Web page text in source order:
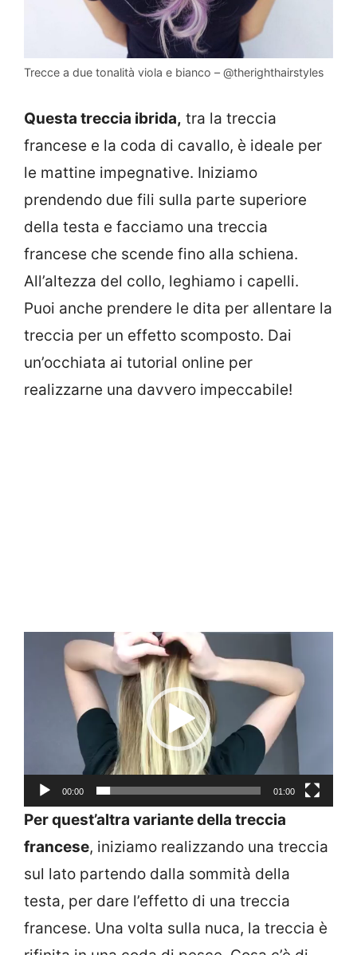
Trecce a due tonalità viola e bianco – @therighthairstyles
Questa treccia ibrida, tra la treccia
francese e la coda di cavallo, è ideale per
le mattine impegnative. Iniziamo
prendendo due fili sulla parte superiore
della testa e facciamo una treccia
francese che scende fino alla schiena.
All’altezza del collo, leghiamo i capelli.
Puoi anche prendere le dita per allentare la
treccia per un effetto scomposto. Dai
un’occhiata ai tutorial online per
realizzarne una davvero impeccabile!
Video
Player
00:00 01:00
Per quest’altra variante della treccia
francese, iniziamo realizzando una treccia
sul lato partendo dalla sommità della
testa, per dare l’effetto di una treccia
francese. Una volta sulla nuca, la treccia è